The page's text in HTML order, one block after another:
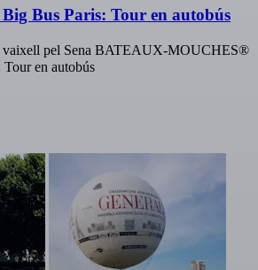
Bus Paris: Tour en autobús
vaixell pel Sena BATEAUX-MOUCHES®
en autobús